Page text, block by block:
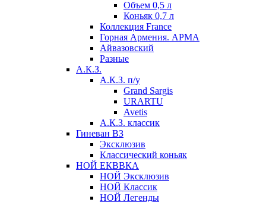
Объем 0,5 л
Коньяк 0,7 л
Коллекция France
Горная Армения. АРМА
Айвазовский
Разные
А.К.З.
А.К.З. п/у
Grand Sargis
URARTU
Avetis
А.К.З. классик
Гиневан ВЗ
Эксклюзив
Классический коньяк
НОЙ ЕКВВКА
НОЙ Эксклюзив
НОЙ Классик
НОЙ Легенды